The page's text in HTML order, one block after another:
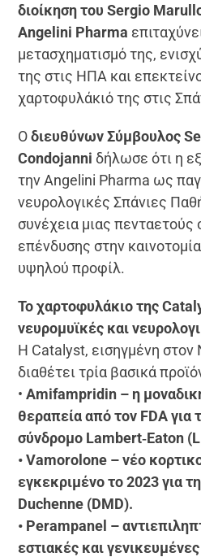
διοίκηση του Sergio
Angelini Pharma
μετασχηματισμό της,
της στις ΗΠΑ και
χαρτοφυλάκιό της στις
Οδιευθύνων Σύμβουλος
Condojanni δήλωσε ότι η
την Angelini Pharma ως
νευρολογικές Σπάνιες
συνέχεια μιας πενταετούς
επένδυσης στην
υψηλού προφίλ.
Το χαρτοφυλάκιο της
νευρομυϊκές και
Η Catalyst, εισηγμένη στον
διαθέτει τρία βασικά
•Amifampridin – η
θεραπεία από τον FDA για
σύνδρομο Lambert‑Eaton
• Vamorolone – νέο
εγκεκριμένο το 2023 για
Duchenne (DMD).
• Perampanel –
εστιακές και